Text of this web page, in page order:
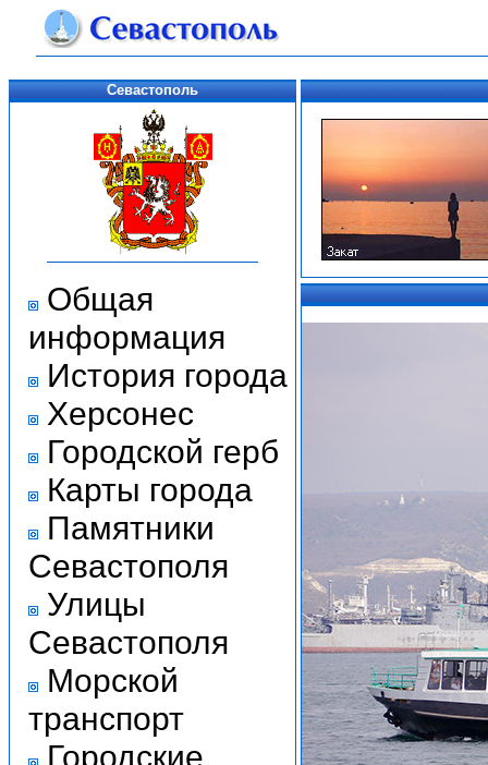
Севастополь
Общая
информация
История города
Херсонес
Городской герб
Карты города
Памятники
Севастополя
Улицы
Севастополя
Морской
транспорт
Городские